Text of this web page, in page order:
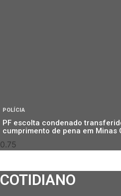
POLÍCIA
PF escolta condenado
cumprimento de pena em Minas
COTIDIANO